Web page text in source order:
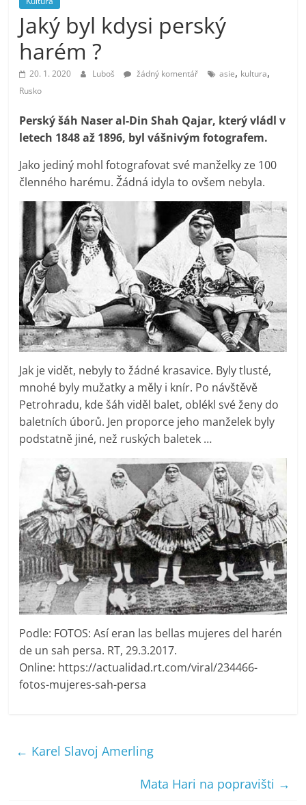
prospívá?
Jaký byl kdysi perský
harém ?
20. 1. 2020 Luboš žádný komentář asie, kultura,
Rusko
Perský šáh Naser al-Din Shah Qajar, který vládl v
letech 1848 až 1896, byl vášnivým fotografem.
Jako jediný mohl fotografovat své manželky ze 100
členného harému. Žádná idyla to ovšem nebyla.
Jak je vidět, nebyly to žádné krasavice. Byly tlusté,
mnohé byly mužatky a měly i knír. Po návštěvě
Petrohradu, kde šáh viděl balet, oblékl své ženy do
baletních úborů. Jen proporce jeho manželek byly
podstatně jiné, než ruských baletek …
Podle: FOTOS: Así eran las bellas mujeres del harén
de un sah persa. RT, 29.3.2017.
Online: https://actualidad.rt.com/viral/234466-
fotos-mujeres-sah-persa
← Karel Slavoj Amerling
Mata Hari na popravišti →